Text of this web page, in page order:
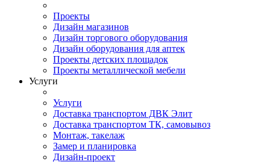
Проекты
Дизайн магазинов
Дизайн торгового оборудования
Дизайн оборудования для аптек
Проекты детских площадок
Проекты металлической мебели
Услуги
Услуги
Доставка транспортом ДВК Элит
Доставка транспортом ТК, самовывоз
Монтаж, такелаж
Замер и планировка
Дизайн-проект